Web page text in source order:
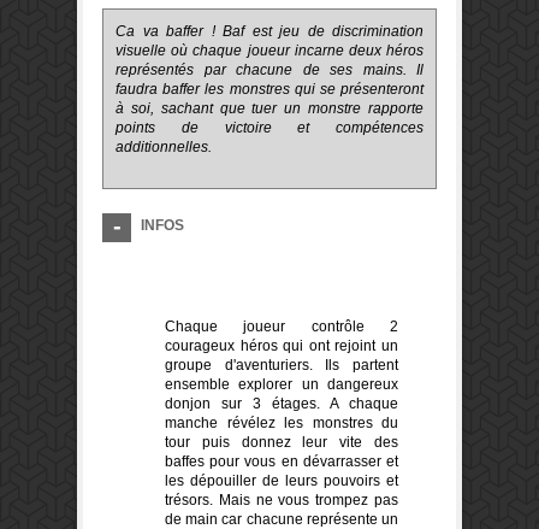
Ca va baffer ! Baf est jeu de discrimination
visuelle où chaque joueur incarne deux héros
représentés par chacune de ses mains. Il
faudra baffer les monstres qui se présenteront
à soi, sachant que tuer un monstre rapporte
points de victoire et compétences
additionnelles.
INFOS
Chaque joueur contrôle 2
courageux héros qui ont rejoint un
groupe d'aventuriers. Ils partent
ensemble explorer un dangereux
donjon sur 3 étages. A chaque
manche révélez les monstres du
tour puis donnez leur vite des
baffes pour vous en dévarrasser et
les dépouiller de leurs pouvoirs et
trésors. Mais ne vous trompez pas
de main car chacune représente un